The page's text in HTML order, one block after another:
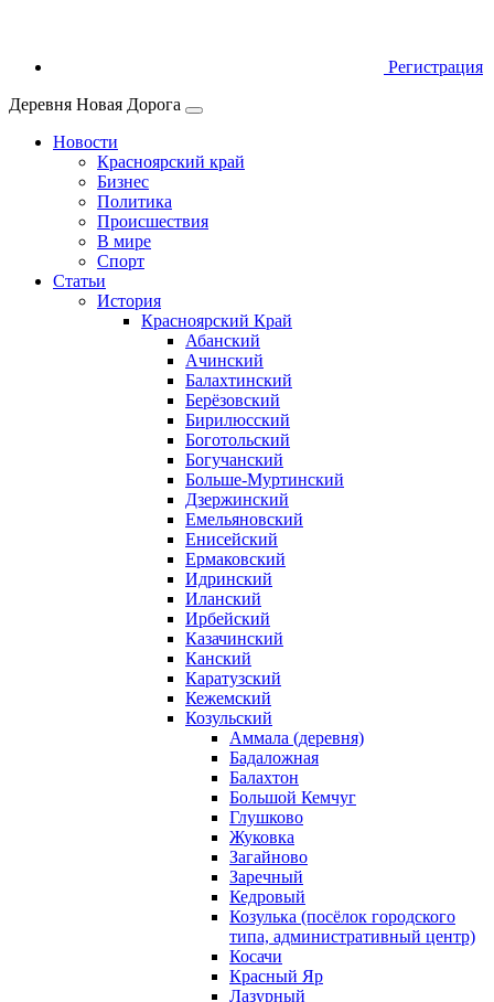
Регистрация
Деревня Новая Дорога
Новости
Красноярский край
Бизнес
Политика
Происшествия
В мире
Спорт
Статьи
История
Красноярский Край
Абанский
Ачинский
Балахтинский
Берёзовский
Бирилюсский
Боготольский
Богучанский
Больше‑Муртинский
Дзержинский
Емельяновский
Енисейский
Ермаковский
Идринский
Иланский
Ирбейский
Казачинский
Канский
Каратузский
Кежемский
Козульский
Аммала (деревня)
Бадаложная
Балахтон
Большой Кемчуг
Глушково
Жуковка
Загайново
Заречный
Кедровый
Козулька (посёлок городского
типа, административный центр)
Косачи
Красный Яр
Лазурный